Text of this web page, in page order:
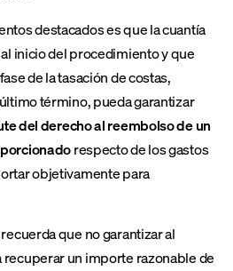
destacados es que la cuantía
inicio del procedimiento y que
de la tasación de costas,
término, pueda garantizar
del derecho al reembolso de un
respecto de los gastos
objetivamente para
que no garantizar al
un importe razonable de